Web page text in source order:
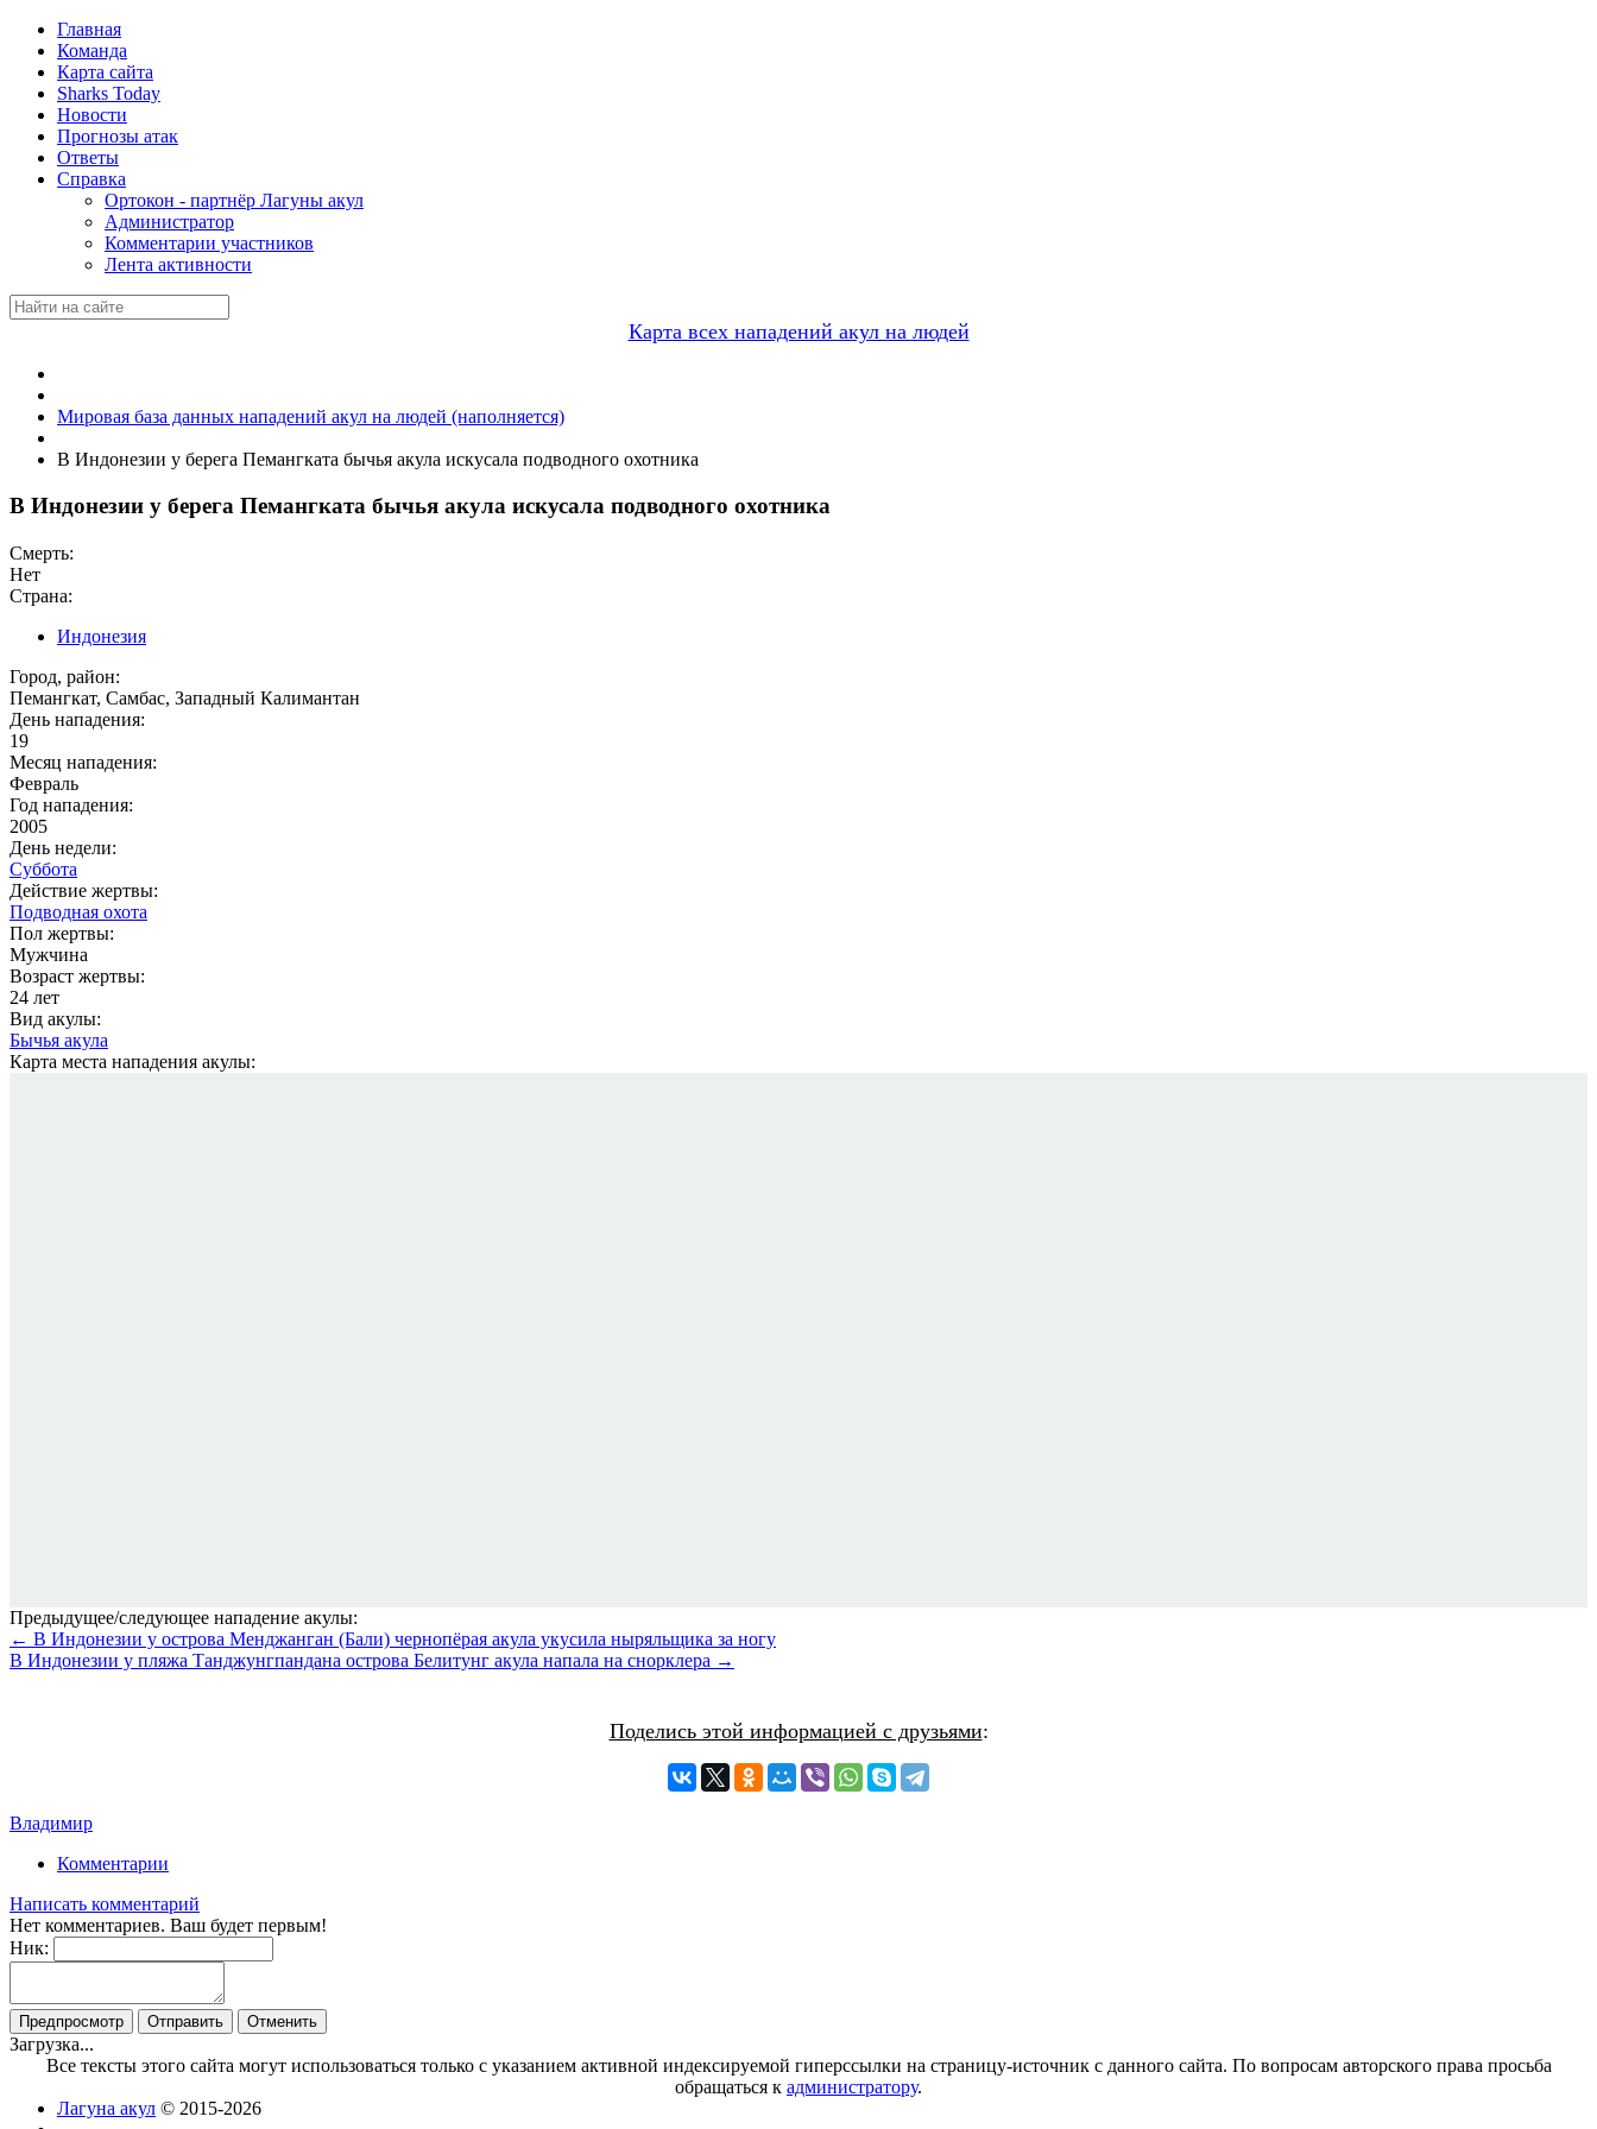
Главная
Команда
Карта сайта
Sharks Today
Новости
Прогнозы атак
Ответы
Справка
Ортокон - партнёр Лагуны акул
Администратор
Комментарии участников
Лента активности
Карта всех нападений акул на людей
Мировая база данных нападений акул на людей (наполняется)
В Индонезии у берега Пемангката бычья акула искусала подводного охотника
В Индонезии у берега Пемангката бычья акула искусала подводного охотника
Смерть:
Нет
Страна:
Индонезия
Город, район:
Пемангкат, Самбас, Западный Калимантан
День нападения:
19
Месяц нападения:
Февраль
Год нападения:
2005
День недели:
Суббота
Действие жертвы:
Подводная охота
Пол жертвы:
Мужчина
Возраст жертвы:
24 лет
Вид акулы:
Бычья акула
Карта места нападения акулы:
Предыдущее/следующее нападение акулы:
← В Индонезии у острова Менджанган (Бали) чернопёрая акула укусила ныряльщика за ногу
В Индонезии у пляжа Танджунгпандана острова Белитунг акула напала на снорклера →
Поделись этой информацией с друзьями:
Владимир
Комментарии
Написать комментарий
Нет комментариев. Ваш будет первым!
Ник:
Загрузка...
Все тексты этого сайта могут использоваться только с указанием активной индексируемой гиперссылки на страницу-источник с данного сайта. По вопросам авторского права просьба
обращаться к администратору.
Лагуна акул © 2015-2026